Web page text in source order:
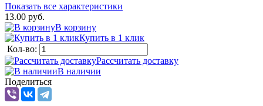
Показать все характеристики
13.00 руб.
В корзину
Купить в 1 клик
Кол-во:
Рассчитать доставку
В наличии
Поделиться